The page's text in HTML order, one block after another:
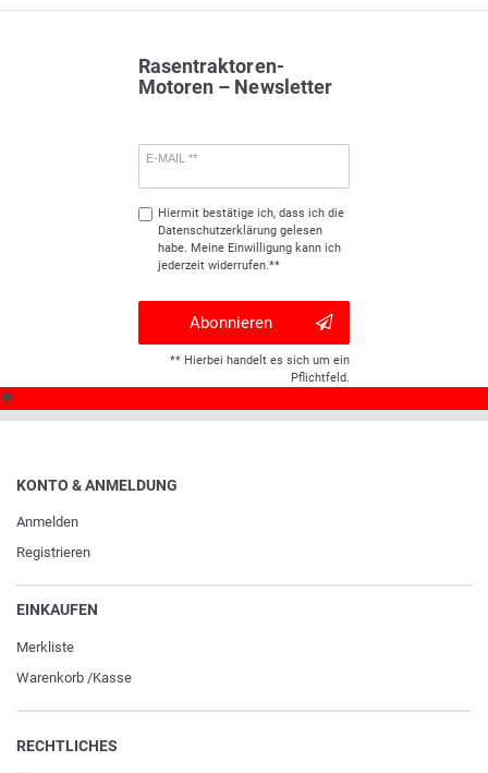
Rasentraktoren-
Motoren – Newsletter
E-MAIL **
Hiermit bestätige ich, dass ich die
Daten­schutz­erklärunggelesen
habe. Meine Einwilligung kann ich
jederzeit widerrufen.**
Abonnieren
** Hierbei handelt es sich um ein
Pflichtfeld.
KONTO & ANMELDUNG
Anmelden
Registrieren
EINKAUFEN
Merkliste
Warenkorb /Kasse
RECHTLICHES